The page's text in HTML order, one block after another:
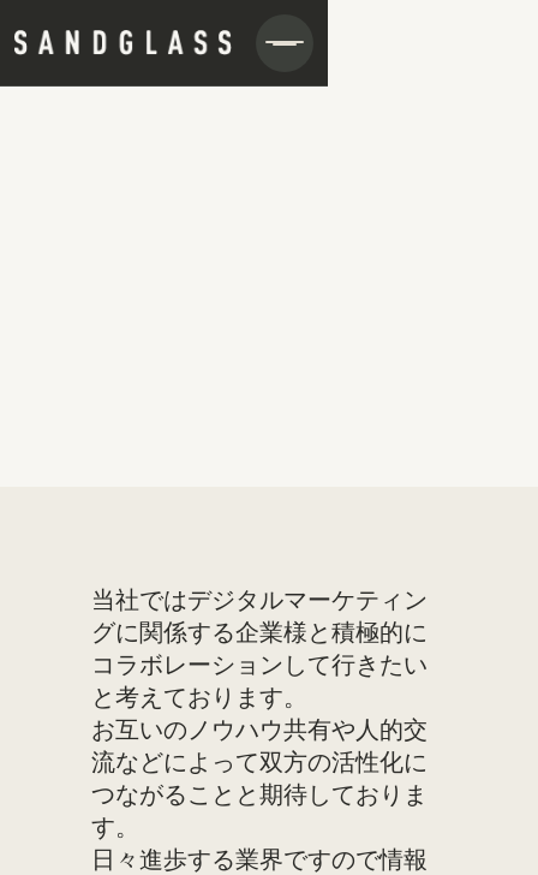
当社ではデジタルマーケティン
グに関係する企業様と積極的に
コラボレーションして行きたい
と考えております。
お互いのノウハウ共有や人的交
流などによって双方の活性化に
つながることと期待しておりま
す。
日々進歩する業界ですので情報